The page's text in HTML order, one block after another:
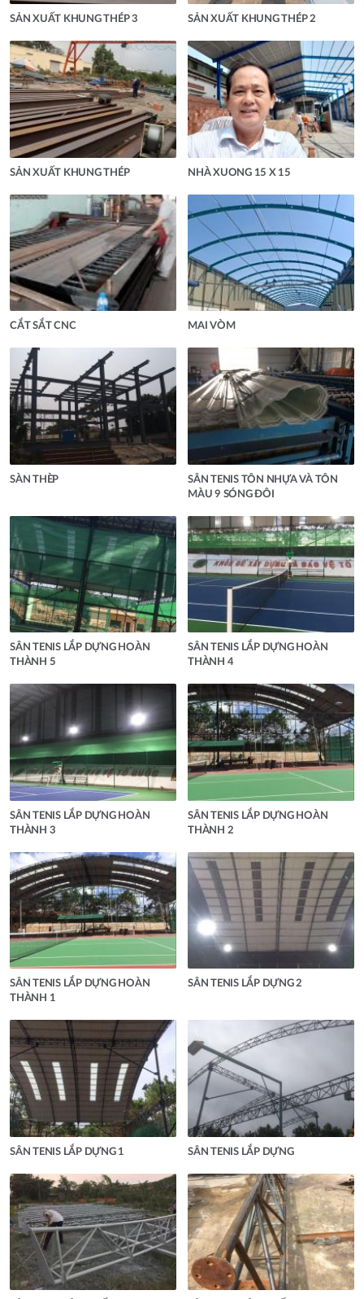
SẢN XUẤT KHUNG THÉP 3 SẢN XUẤT KHUNG THÉP 2
SẢN XUẤT KHUNG THÉP NHÀ XUONG 15 X 15
CẮT SẮT CNC MAI VÒM
SÀN THÈP
SÂN TENIS TÔN NHỰA VÀ TÔN
MÀU 9 SÓNG ĐÔI
SÂN TENIS LẮP DỰNG HOÀN
THÀNH 5
SÂN TENIS LẮP DỰNG HOÀN
THÀNH 4
SÂN TENIS LẮP DỰNG HOÀN
THÀNH 3
SÂN TENIS LẮP DỰNG HOÀN
THÀNH 2
SÂN TENIS LẮP DỰNG HOÀN
THÀNH 1
SÂN TENIS LẮP DỰNG 2
SÂN TENIS LẮP DỰNG 1 SÂN TENIS LẮP DỰNG